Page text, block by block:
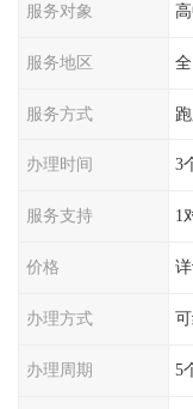
服务对象
服务地区
服务方式
办理时间 3
服务支持 1
价格
办理方式
办理周期 5